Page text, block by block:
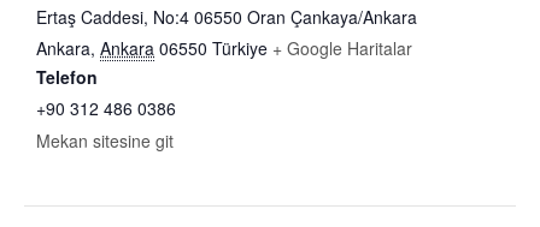
Ertaş Caddesi, No:4 06550 Oran Çankaya/Ankara
Ankara, Ankara 06550 Türkiye + Google Haritalar
Telefon
+90 312 486 0386
Mekan sitesine git